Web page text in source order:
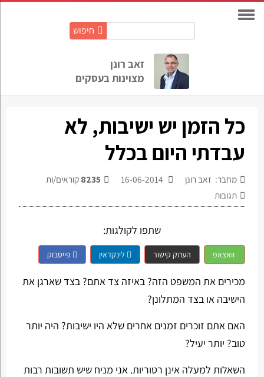
חיפוש
זאב רונן
מצוינות בעסקים
כל הזמן יש ישיבות, לא
עבדתי היום בכלל
מחבר: זאב רונן 8235 קוראים/ות
תגובות
שתפו לקולגות:
וואצאפ העתק קישור לינקדאין פייסבוק
מכירים את המשפט הזה? באיזה צד אתם? בצד שארגן את
הישיבה או בצד המתלונן?
האם אתם זוכרים זמנים אחרים שלא היו ישיבות? היה יותר
טוב? יותר יעיל?
השאלות למעלה אינן רטוריות. אני מניח שיש תשובות רבות